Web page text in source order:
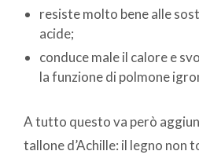
resiste molto bene alle
acide;
conduce male il calore e
la funzione di polmone
A tutto questo va però
tallone d’Achille: il legno non